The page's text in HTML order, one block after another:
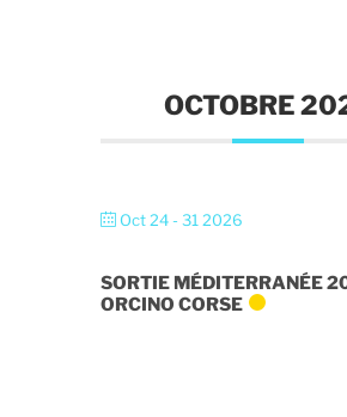
OCTOBRE
Oct 24 - 31 2026
SORTIE MÉDITERRANÉE
ORCINO CORSE